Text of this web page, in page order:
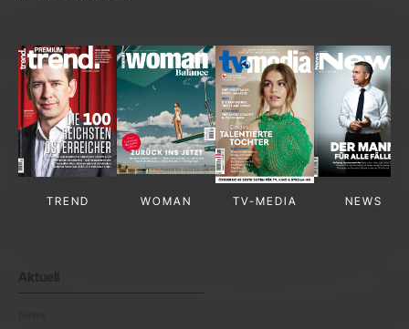
TREND WOMAN TV-MEDIA NEWS